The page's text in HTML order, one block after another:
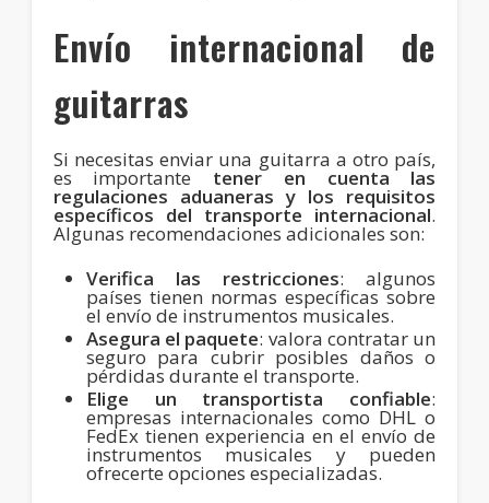
Envío internacional de
guitarras
Si necesitas enviar una guitarra a otro país,
es importante tener en cuenta las
regulaciones aduaneras y los requisitos
específicos del transporte internacional.
Algunas recomendaciones adicionales son:
Verifica las restricciones: algunos
países tienen normas específicas sobre
el envío de instrumentos musicales.
Asegura el paquete: valora contratar un
seguro para cubrir posibles daños o
pérdidas durante el transporte.
Elige un transportista confiable:
empresas internacionales como DHL o
FedEx tienen experiencia en el envío de
instrumentos musicales y pueden
ofrecerte opciones especializadas.